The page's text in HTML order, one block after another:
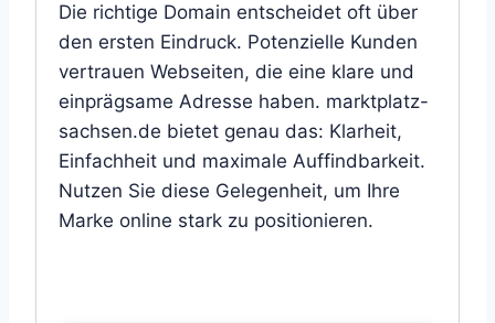
Die richtige Domain entscheidet oft über
den ersten Eindruck. Potenzielle Kunden
vertrauen Webseiten, die eine klare und
einprägsame Adresse haben. marktplatz-
sachsen.de bietet genau das: Klarheit,
Einfachheit und maximale Auffindbarkeit.
Nutzen Sie diese Gelegenheit, um Ihre
Marke online stark zu positionieren.